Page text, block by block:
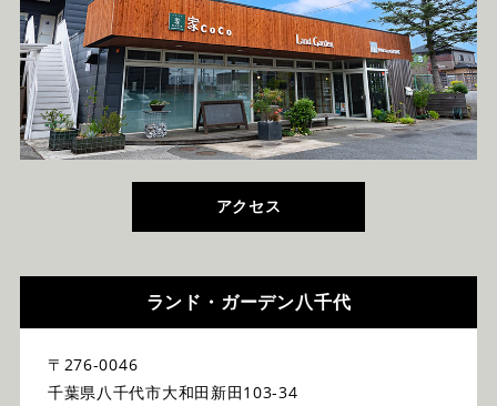
アクセス
ランド・ガーデン八千代
〒276-0046
千葉県八千代市大和田新田103-34